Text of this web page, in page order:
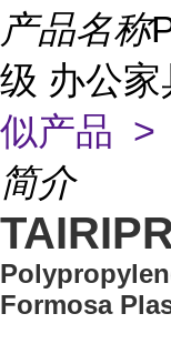
产品名称
级 办公
似产品 >
简介
Formosa